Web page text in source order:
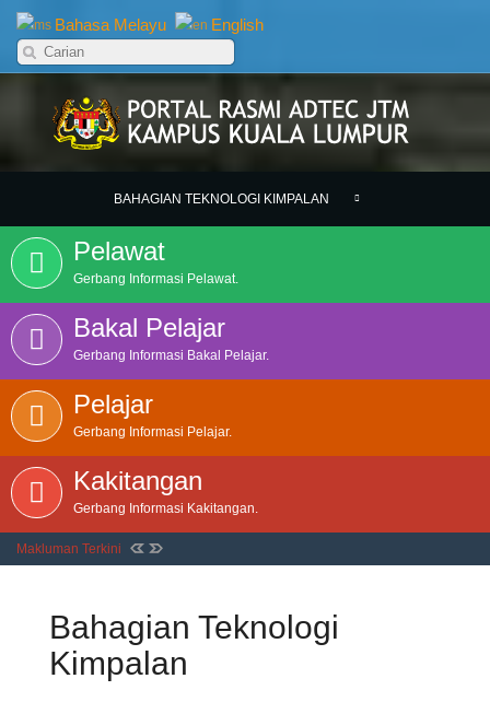
Bahasa Melayu English
BAHAGIAN TEKNOLOGI KIMPALAN
Pelawat
Gerbang Informasi Pelawat.
Bakal Pelajar
Gerbang Informasi Bakal Pelajar.
Pelajar
Gerbang Informasi Pelajar.
Kakitangan
Gerbang Informasi Kakitangan.
Makluman Terkini
Bahagian Teknologi
Kimpalan